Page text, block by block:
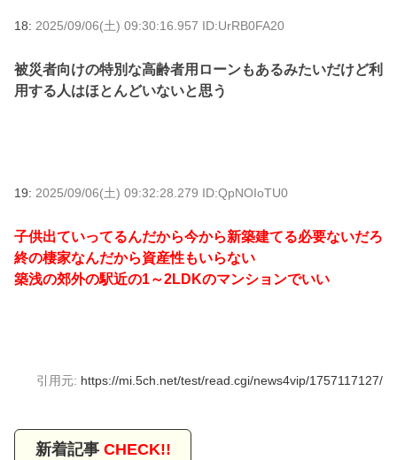
18: 2025/09/06(土) 09:30:16.957 ID:UrRB0FA20
被災者向けの特別な高齢者用ローンもあるみたいだけど利
用する人はほとんどいないと思う
19: 2025/09/06(土) 09:32:28.279 ID:QpNOIoTU0
子供出ていってるんだから今から新築建てる必要ないだろ
終の棲家なんだから資産性もいらない
築浅の郊外の駅近の1～2LDKのマンションでいい
引用元: https://mi.5ch.net/test/read.cgi/news4vip/1757117127/
新着記事CHECK!!